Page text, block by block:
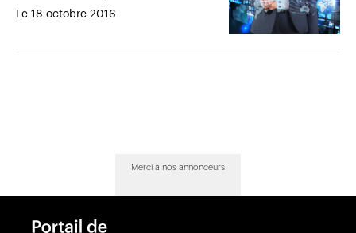
Desmarais III lancent un fonds
Le 18 octobre 2016
Merci à nos annonceurs